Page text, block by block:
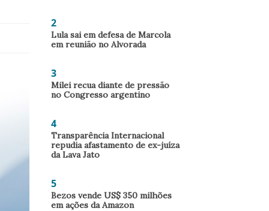
2
Lula sai em defesa de Marcola
em reunião no Alvorada
3
Milei recua diante de pressão
no Congresso argentino
4
Transparência Internacional
repudia afastamento de ex-juíza
da Lava Jato
5
Bezos vende US$ 350 milhões
em ações da Amazon